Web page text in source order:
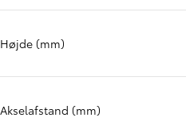
Højde (mm)
Akselafstand (mm)